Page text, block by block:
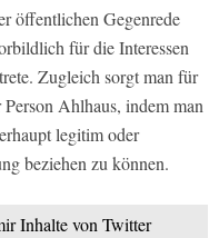
öffentlichen Gegenrede
für die Interessen
Zugleich sorgt man für
Ahlhaus, indem man
legitim oder
beziehen zu können.
Inhalte von Twitter